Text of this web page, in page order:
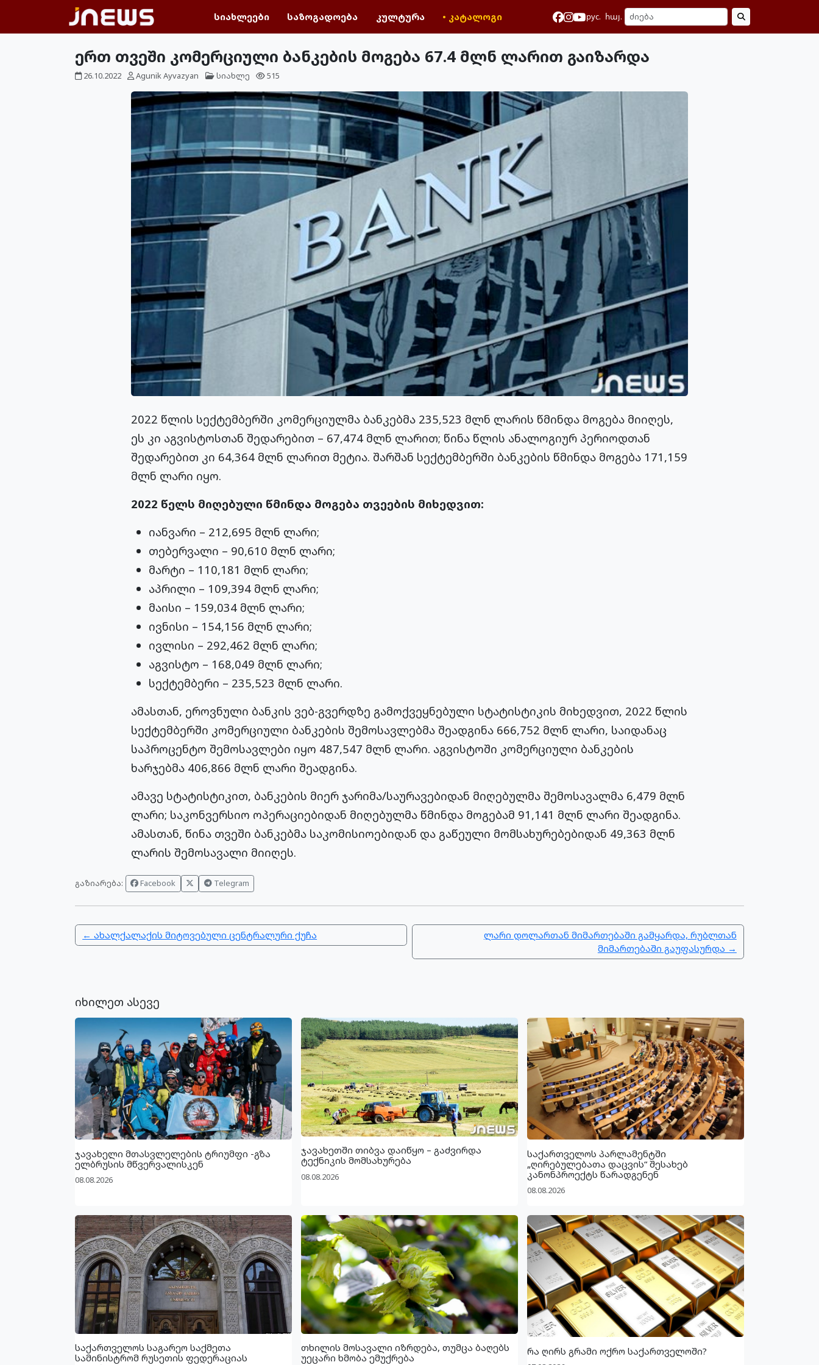
სიახლეები საზოგადოება კულტურა • კატალოგი рус. հայ.
ერთ თვეში კომერციული ბანკების მოგება 67.4 მლნ ლარით გაიზარდა
26.10.2022 Agunik Ayvazyan სიახლე 515
2022 წლის სექტემბერში კომერციულმა ბანკებმა 235,523 მლნ ლარის წმინდა მოგება მიიღეს,
ეს კი აგვისტოსთან შედარებით – 67,474 მლნ ლარით; წინა წლის ანალოგიურ პერიოდთან
შედარებით კი 64,364 მლნ ლარით მეტია. შარშან სექტემბერში ბანკების წმინდა მოგება 171,159
მლნ ლარი იყო.
2022 წელს მიღებული წმინდა მოგება თვეების მიხედვით:
იანვარი – 212,695 მლნ ლარი;
თებერვალი – 90,610 მლნ ლარი;
მარტი – 110,181 მლნ ლარი;
აპრილი – 109,394 მლნ ლარი;
მაისი – 159,034 მლნ ლარი;
ივნისი – 154,156 მლნ ლარი;
ივლისი – 292,462 მლნ ლარი;
აგვისტო – 168,049 მლნ ლარი;
სექტემბერი – 235,523 მლნ ლარი.
ამასთან, ეროვნული ბანკის ვებ-გვერდზე გამოქვეყნებული სტატისტიკის მიხედვით, 2022 წლის
სექტემბერში კომერციული ბანკების შემოსავლებმა შეადგინა 666,752 მლნ ლარი, საიდანაც
საპროცენტო შემოსავლები იყო 487,547 მლნ ლარი. აგვისტოში კომერციული ბანკების
ხარჯებმა 406,866 მლნ ლარი შეადგინა.
ამავე სტატისტიკით, ბანკების მიერ ჯარიმა/საურავებიდან მიღებულმა შემოსავალმა 6,479 მლნ
ლარი; საკონვერსიო ოპერაციებიდან მიღებულმა წმინდა მოგებამ 91,141 მლნ ლარი შეადგინა.
ამასთან, წინა თვეში ბანკებმა საკომისიოებიდან და გაწეული მომსახურებებიდან 49,363 მლნ
ლარის შემოსავალი მიიღეს.
გაზიარება: Facebook Telegram
← ახალქალაქის მიტოვებული ცენტრალური ქუჩა
ლარი დოლართან მიმართებაში გამყარდა, რუბლთან
მიმართებაში გაუფასურდა →
იხილეთ ასევე
ჯავახელი მთასვლელების ტრიუმფი -გზა
ელბრუსის მწვერვალისკენ
08.08.2026
ჯავახეთში თიბვა დაიწყო – გაძვირდა
ტექნიკის მომსახურება
08.08.2026
საქართველოს პარლამენტში
„ღირებულებათა დაცვის“ შესახებ
კანონპროექტს წარადგენენ
08.08.2026
საქართველოს საგარეო საქმეთა
სამინისტრომ რუსეთის ფედერაციას
თხილის მოსავალი იზრდება, თუმცა ბაღებს
უეცარი ხმობა ემუქრება
რა ღირს გრამი ოქრო საქართველოში?